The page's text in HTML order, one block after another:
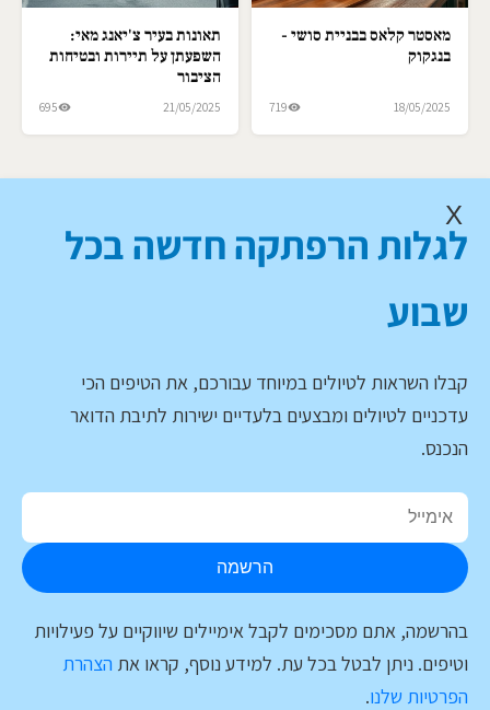
מאסטר קלאס בבניית סושי -
בנגקוק
18/05/2025
719
תאונות בעיר צ'יאנג מאי:
השפעתן על תיירות ובטיחות
הציבור
21/05/2025
695
X
לגלות הרפתקה חדשה בכל
שבוע
קבלו השראות לטיולים במיוחד עבורכם, את הטיפים הכי
עדכניים לטיולים ומבצעים בלעדיים ישירות לתיבת הדואר
הנכנס.
הרשמה
בהרשמה, אתם מסכימים לקבל אימיילים שיווקיים על פעילויות
וטיפים. ניתן לבטל בכל עת. למידע נוסף, קראו את הצהרת
הפרטיות שלנו.